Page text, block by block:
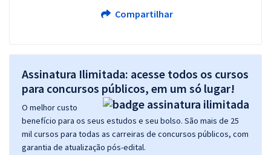
Compartilhar
Assinatura Ilimitada: acesse todos os cursos
para concursos públicos, em um só lugar!
O melhor custo
benefício para os seus estudos e seu bolso. São mais de 25
mil cursos para todas as carreiras de concursos públicos, com
garantia de atualização pós-edital.